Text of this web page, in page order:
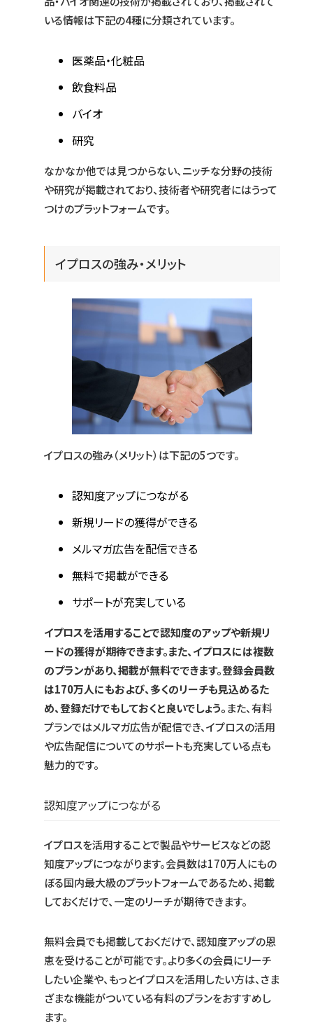
いる情報は下記の4種に分類されています。
医薬品・化粧品
飲食料品
バイオ
研究
なかなか他では見つからない、ニッチな分野の技術
や研究が掲載されており、技術者や研究者にはうって
つけのプラットフォームです。
イプロスの強み・メリット
イプロスの強み（メリット）は下記の5つです。
認知度アップにつながる
新規リードの獲得ができる
メルマガ広告を配信できる
無料で掲載ができる
サポートが充実している
イプロスを活用することで認知度のアップや新規リ
ードの獲得が期待できます。また、イプロスには複数
のプランがあり、掲載が無料でできます。登録会員数
は170万人にもおよび、多くのリーチも見込めるた
め、登録だけでもしておくと良いでしょう。また、有料
プランではメルマガ広告が配信でき、イプロスの活用
や広告配信についてのサポートも充実している点も
魅力的です。
認知度アップにつながる
イプロスを活用することで製品やサービスなどの認
知度アップにつながります。会員数は170万人にもの
ぼる国内最大級のプラットフォームであるため、掲載
しておくだけで、一定のリーチが期待できます。
無料会員でも掲載しておくだけで、認知度アップの恩
恵を受けることが可能です。より多くの会員にリーチ
したい企業や、もっとイプロスを活用したい方は、さま
ざまな機能がついている有料のプランをおすすめし
ます。